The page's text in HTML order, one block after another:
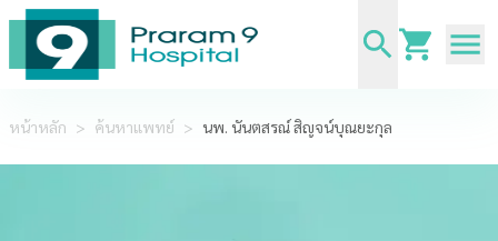
หน้าหลัก > ค้นหาแพทย์ > นพ. นันตสรณ์ สิญจน์บุณยะกุล